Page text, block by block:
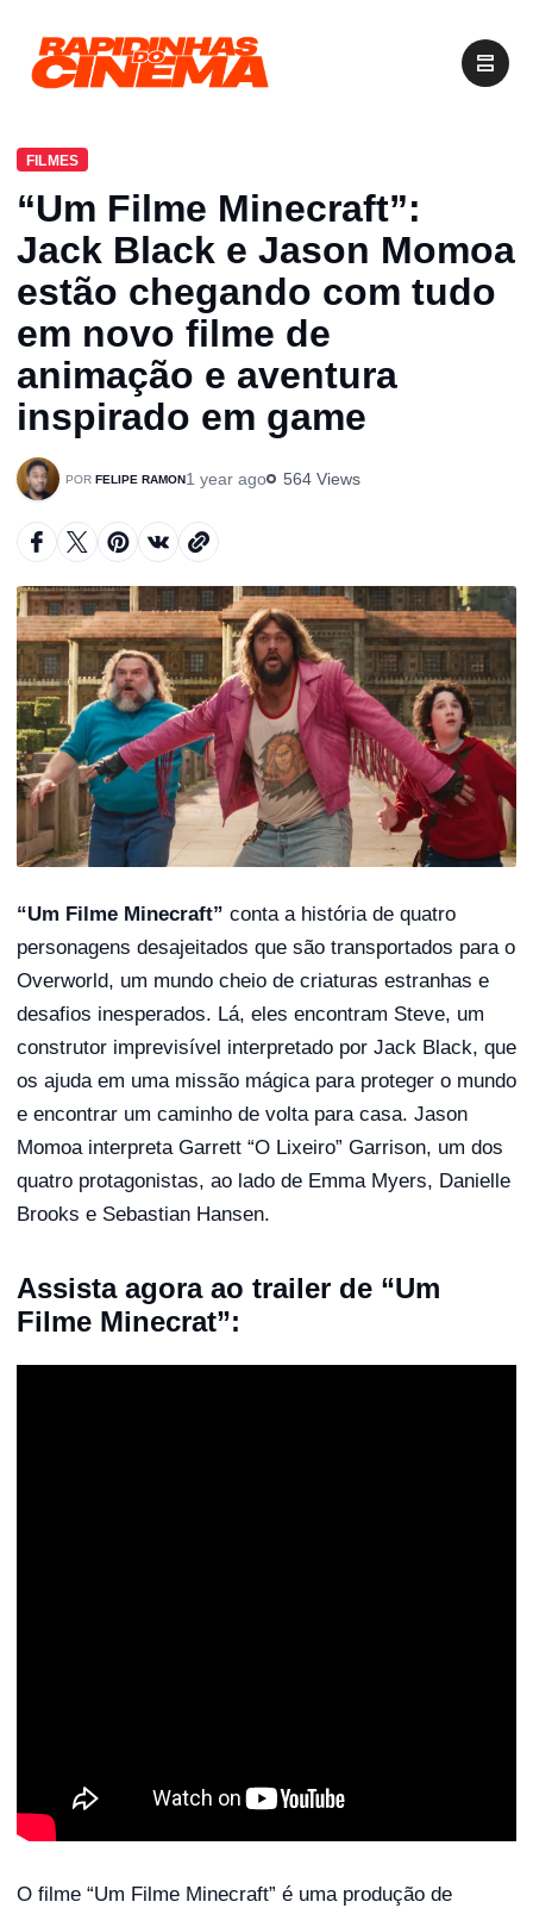
“Um Filme Minecraft”:
Jack Black e Jason Momoa
estão chegando com tudo
em novo filme de
animação e aventura
inspirado em game
FELIPE RAMON
FILMES
1 year ago 564 Views
“Um Filme Minecraft” conta a história de quatro
personagens desajeitados que são transportados para o
Overworld, um mundo cheio de criaturas estranhas e
desafios inesperados. Lá, eles encontram Steve, um
construtor imprevisível interpretado por Jack Black, que
os ajuda em uma missão mágica para proteger o mundo
e encontrar um caminho de volta para casa. Jason
Momoa interpreta Garrett “O Lixeiro” Garrison, um dos
quatro protagonistas, ao lado de Emma Myers, Danielle
Brooks e Sebastian Hansen.
Assista agora ao trailer de “Um
Filme Minecrat”:
O filme “Um Filme Minecraft” é uma produção de